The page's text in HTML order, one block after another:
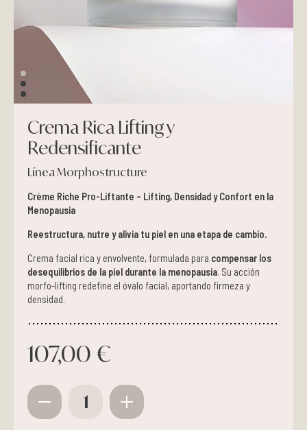
Crema Rica Lifting y
Redensificante
Línea Morphostructure
Crème Riche Pro-Liftante – Lifting, Densidad y Confort en la
Menopausia
Reestructura, nutre y alivia tu piel en una etapa de cambio.
Crema facial rica y envolvente, formulada para compensar los
desequilibrios de la piel durante la menopausia. Su acción
morfo-lifting redefine el óvalo facial, aportando firmeza y
densidad.
107,00 €
1
Pieles grasas
Pieles secas
Manchas
Solares
Nutricosméticos
Contorno de Ojos
Serums
Mascarillas